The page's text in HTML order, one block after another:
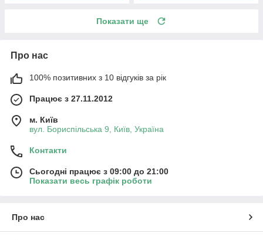
Показати ще
Про нас
100% позитивних з 10 відгуків за рік
Працює з 27.11.2012
м. Київ
вул. Бориспільська 9, Київ, Україна
Контакти
Сьогодні працює з 09:00 до 21:00
Показати весь графік роботи
Про нас